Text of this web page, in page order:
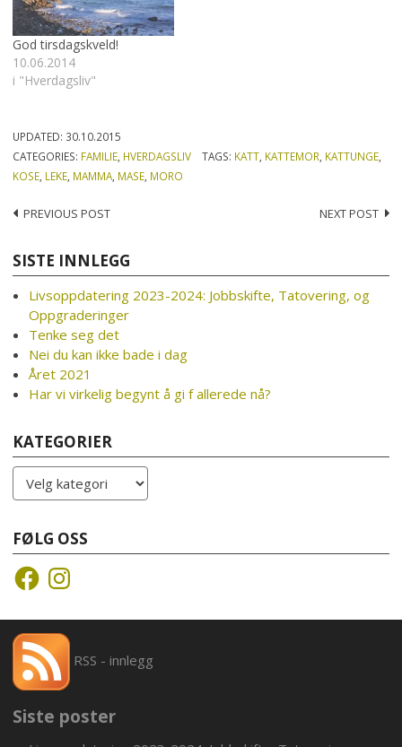
God tirsdagskveld!
10.06.2014
i "Hverdagsliv"
UPDATED: 30.10.2015
CATEGORIES: FAMILIE, HVERDAGSLIV TAGS: KATT, KATTEMOR, KATTUNGE,
KOSE, LEKE, MAMMA, MASE, MORO
Post
PREVIOUS POST NEXT POST
SISTE INNLEGG
Livsoppdatering 2023-2024: Jobbskifte, Tatovering, og
Oppgraderinger
Tenke seg det
Nei du kan ikke bade i dag
Året 2021
Har vi virkelig begynt å gi f allerede nå?
KATEGORIER
Kategorier
FØLG OSS
FacebookInstagram
RSS - innlegg
Siste poster